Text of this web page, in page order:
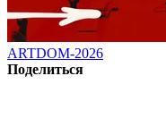
ARTDOM-2026
Поделиться